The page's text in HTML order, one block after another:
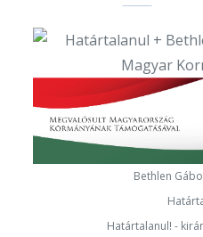
Bethlen
Határtalanul! -